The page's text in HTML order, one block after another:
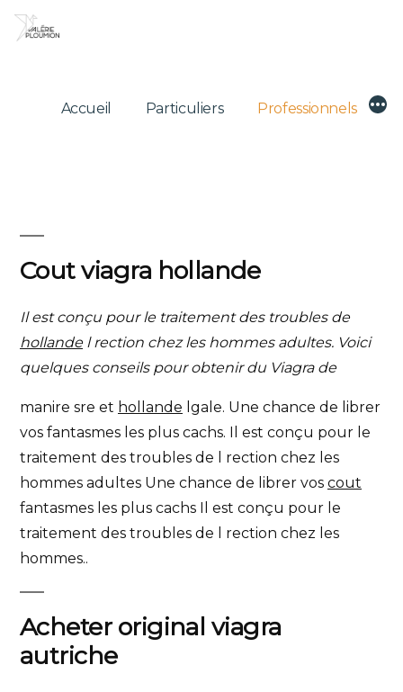
Skip
Accueil Particuliers Professionnels More
Cout viagra hollande
Il est conçu pour le traitement des troubles de
hollandel rection chez les hommes adultes. Voici
quelques conseils pour obtenir du Viagra de
manire sre et hollande lgale. Une chance de librer
vos fantasmes les plus cachs. Il est conçu pour le
traitement des troubles de l rection chez les
hommes adultes Une chance de librer vos cout
fantasmes les plus cachs Il est conçu pour le
traitement des troubles de l rection chez les
hommes..
Acheter original viagra
autriche